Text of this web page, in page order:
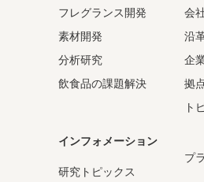
フレグランス開発
素材開発
分析研究
飲食品の課題解決
会
沿
企
拠
ト
インフォメーション
研究トピックス
プ